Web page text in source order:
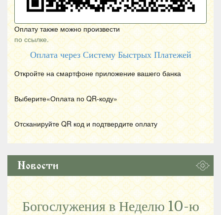
Оплату также можно произвести
по ссылке.
Оплата через Систему Быстрых Платежей
Откройте на смартфоне приложение вашего банка
Выберите«Оплата по QR-коду»
Отсканируйте QR код и подтвердите оплату
Новости
Богослужения в Неделю 10-ю